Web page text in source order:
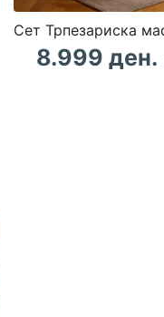
8.999 ден.